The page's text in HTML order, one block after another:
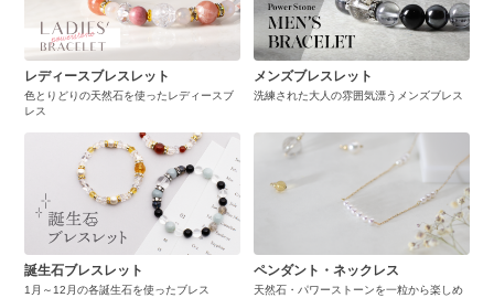
レディースブレスレット
色とりどりの天然石を使ったレディースブ
レス
メンズブレスレット
洗練された大人の雰囲気漂うメンズブレス
誕生石ブレスレット
1月～12月の各誕生石を使ったブレス
ペンダント・ネックレス
天然石・パワーストーンを一粒から楽しめ